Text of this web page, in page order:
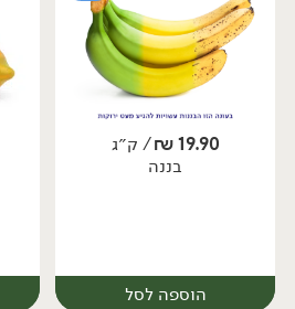
יח׳
19.90
₪/ ק״ג
בננה
הוספה לסל